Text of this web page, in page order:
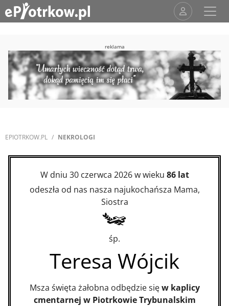
reklama
EPIOTRKOW.PL NEKROLOGI
W dniu 30 czerwca 2026 w wieku 86 lat
odeszła od nas nasza najukochańsza Mama,
Siostra
śp.
Teresa Wójcik
Msza święta żałobna odbędzie sięw kaplicy
cmentarnej w Piotrkowie Trybunalskim